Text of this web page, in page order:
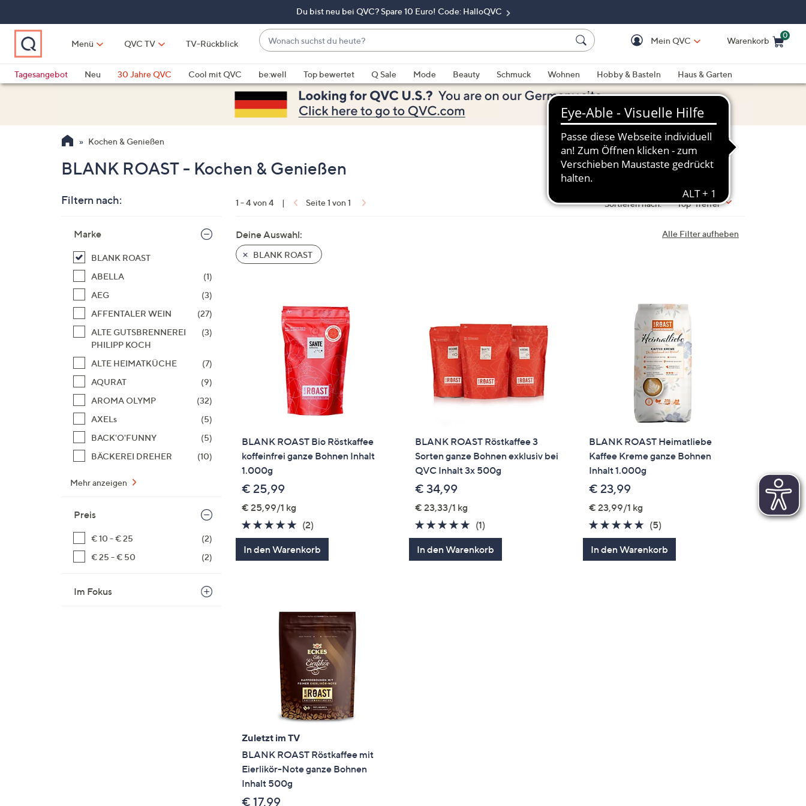
springen
Du bist neu bei QVC? Spare 10 Euro! Code: HalloQVC
Menü QVC TV TV-Rückblick
Wonach
suchst
du
heute?
Vorschläge
verfügbar
sind,
verwenden
nach
und
unten
oder
wischen
Touch-
Geräten
rechts,
anzuzeigen.
Mein QVC Warenkorb
0
Tagesangebot
Neu 30 Jahre QVC Cool mit QVC be:well Top bewertet Q Sale Mode Beauty Schmuck Wohnen Hobby & Basteln
Haus & Garten
Kochen & Genießen
BLANK ROAST - Kochen & Genießen
Filtern nach:
Produktliste
Marke
BLANK ROAST
ABELLA
(1)
AEG
(3)
AFFENTALER WEIN
(27)
ALTE GUTSBRENNEREI
PHILIPP KOCH
(3)
ALTE HEIMATKÜCHE
(7)
AQURAT
(9)
AROMA OLYMP
(32)
AXELs
(5)
BACK'O'FUNNY
(5)
BÄCKEREI DREHER
(10)
Mehr anzeigen
Preis
€ 10 - € 25
(2)
€ 25 - € 50
(2)
Im Fokus
1 - 4 von 4 | Seite 1 von 1 Sortieren nach: Top-Treffer
Alle Filter aufheben
Deine Auswahl:
BLANK ROAST
BLANK ROAST Bio Röstkaffee
koffeinfrei ganze Bohnen Inhalt
1.000g
€ 25,99
€ 25,99/1 kg
5.0
von
5
(2)2
Bewertungen
In den Warenkorb
BLANK ROAST Röstkaffee 3
Sorten ganze Bohnen exklusiv bei
QVC Inhalt 3x 500g
€ 34,99
€ 23,33/1 kg
5.0
von
5
(1)
Bewertungen
In den Warenkorb
BLANK ROAST Heimatliebe
Kaffee Kreme ganze Bohnen
Inhalt 1.000g
€ 23,99
€ 23,99/1 kg
5.0
von
5
(5)
Bewertungen
In den Warenkorb
Zuletzt im TV
BLANK ROAST Röstkaffee mit
Eierlikör-Note ganze Bohnen
Inhalt 500g
€ 17,99